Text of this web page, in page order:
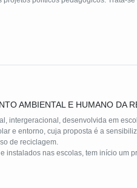
projetos em educação integral nas
AMBIENTAL E HUMANO DA
intergeracional, desenvolvida em
e entorno, cuja proposta é a
de reciclagem.
mensagem sobre a importância da